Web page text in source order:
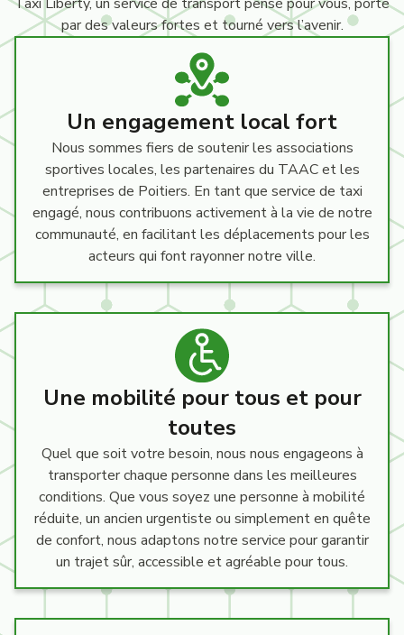
par des valeurs fortes et tourné vers l’avenir.
Un engagement local fort
Nous sommes fiers de soutenir les associations
sportives locales, les partenaires du TAAC et les
entreprises de Poitiers. En tant que service de taxi
engagé, nous contribuons activement à la vie de notre
communauté, en facilitant les déplacements pour les
acteurs qui font rayonner notre ville.
Une mobilité pour tous et pour
toutes
Quel que soit votre besoin, nous nous engageons à
transporter chaque personne dans les meilleures
conditions. Que vous soyez une personne à mobilité
réduite, un ancien urgentiste ou simplement en quête
de confort, nous adaptons notre service pour garantir
un trajet sûr, accessible et agréable pour tous.